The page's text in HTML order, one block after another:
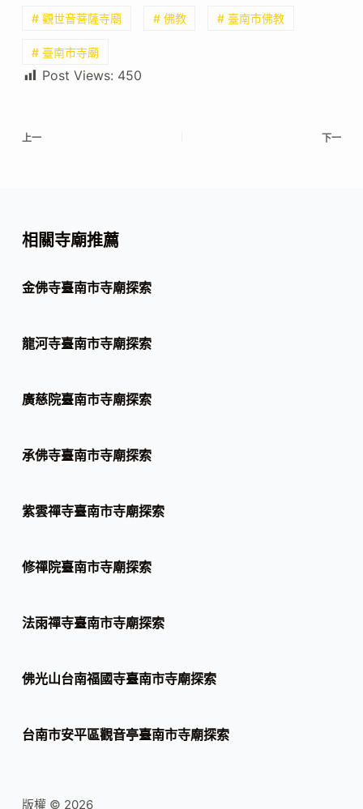
# 觀世音菩薩寺廟 # 佛教 # 臺南市佛教
# 臺南市寺廟
Post Views: 450
上一 下一
相關寺廟推薦
金佛寺臺南市寺廟探索
龍河寺臺南市寺廟探索
廣慈院臺南市寺廟探索
承佛寺臺南市寺廟探索
紫雲禪寺臺南市寺廟探索
修禪院臺南市寺廟探索
法雨禪寺臺南市寺廟探索
佛光山台南福國寺臺南市寺廟探索
台南市安平區觀音亭臺南市寺廟探索
版權 © 2026